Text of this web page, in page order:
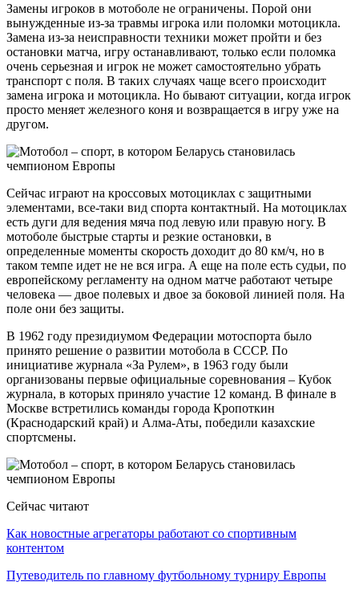
Замены игроков в мотоболе не ограничены. Порой они
вынужденные из-за травмы игрока или поломки мотоцикла.
Замена из-за неисправности техники может пройти и без
остановки матча, игру останавливают, только если поломка
очень серьезная и игрок не может самостоятельно убрать
транспорт с поля. В таких случаях чаще всего происходит
замена игрока и мотоцикла. Но бывают ситуации, когда игрок
просто меняет железного коня и возвращается в игру уже на
другом.
Сейчас играют на кроссовых мотоциклах с защитными
элементами, все-таки вид спорта контактный. На мотоциклах
есть дуги для ведения мяча под левую или правую ногу. В
мотоболе быстрые старты и резкие остановки, в
определенные моменты скорость доходит до 80 км/ч, но в
таком темпе идет не не вся игра. А еще на поле есть судьи, по
европейскому регламенту на одном матче работают четыре
человека — двое полевых и двое за боковой линией поля. На
поле они без защиты.
В 1962 году президиумом Федерации мотоспорта было
принято решение о развитии мотобола в СССР. По
инициативе журнала «За Рулем», в 1963 году были
организованы первые официальные соревнования – Кубок
журнала, в которых приняло участие 12 команд. В финале в
Москве встретились команды города Кропоткин
(Краснодарский край) и Алма-Аты, победили казахские
спортсмены.
Сейчас читают
Как новостные агрегаторы работают со спортивным
контентом
Путеводитель по главному футбольному турниру Европы